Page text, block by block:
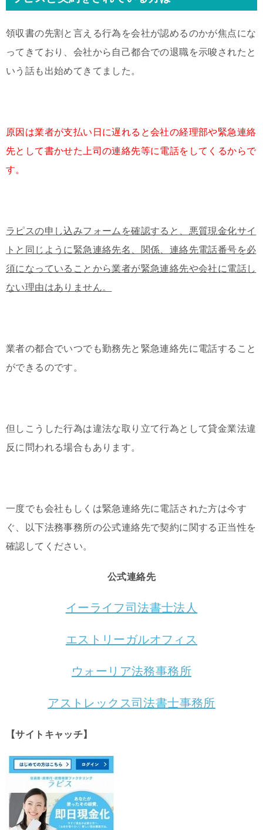
領収書の先割と言える行為を会社が認めるのかが焦点にな
ってきており、会社から自己都合での退職を示唆されたと
いう話も出始めてきてました。
原因は業者が支払い日に遅れると会社の経理部や緊急連絡
先として書かせた上司の連絡先等に電話をしてくるからで
す。
ラピスの申し込みフォームを確認すると、悪質現金化サイ
トと同じように緊急連絡先名、関係、連絡先電話番号を必
須になっていることから業者が緊急連絡先や会社に電話し
ない理由はありません。
業者の都合でいつでも勤務先と緊急連絡先に電話すること
ができるのです。
但しこうした行為は違法な取り立て行為として貸金業法違
反に問われる場合もあります。
一度でも会社もしくは緊急連絡先に電話された方は今す
ぐ、以下法務事務所の公式連絡先で契約に関する正当性を
確認してください。
公式連絡先
イーライフ司法書士法人
エストリーガルオフィス
ウォーリア法務事務所
アストレックス司法書士事務所
【サイトキャッチ】